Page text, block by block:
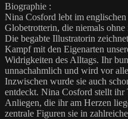
Biographie :
Nina Cosford lebt im
Globetrotterin, die niemals
Die begabte Illustratorin
Kampf mit den Eigenarten
Widrigkeiten des Alltags. Ihr
unnachahmlich und wird vor
Inzwischen wurde sie auch
entdeckt. Nina Cosford stellt ihr
Anliegen, die ihr am Herzen
zentrale Figuren sie in